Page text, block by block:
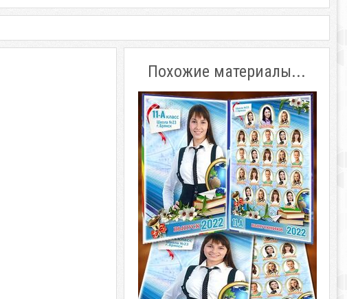
Похожие материалы...